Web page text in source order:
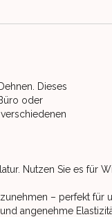
Dieses
oder
Nutzen Sie es für
– perfekt für
angenehme